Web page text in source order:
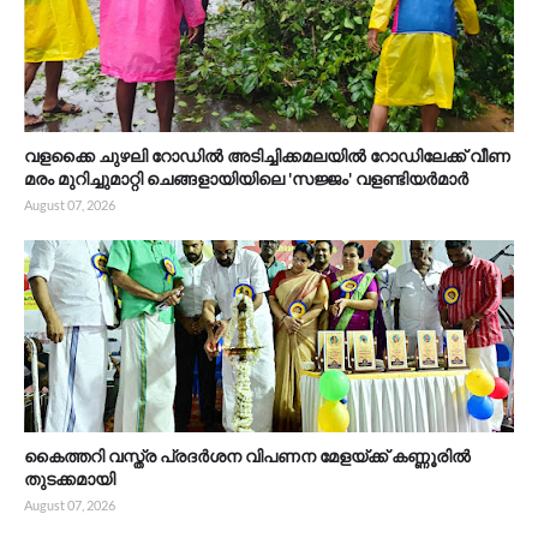
വളക്കൈ ചുഴലി റോഡിൽ അടിച്ചിക്കമലയിൽ റോഡിലേക്ക് വീണ
മരം മുറിച്ചുമാറ്റി ചെങ്ങളായിയിലെ 'സജ്ജം' വളണ്ടിയർമാർ
August 07, 2026
കൈത്തറി വസ്ത്ര പ്രദർശന വിപണന മേളയ്ക്ക് കണ്ണൂരിൽ
തുടക്കമായി
August 07, 2026